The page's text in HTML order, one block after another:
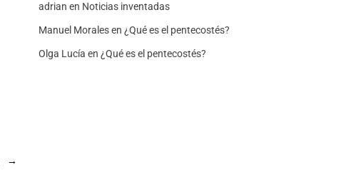
→
adrian en Noticias inventadas
Manuel Moralesen ¿Qué es el pentecostés?
Olga Lucía en ¿Qué es el pentecostés?